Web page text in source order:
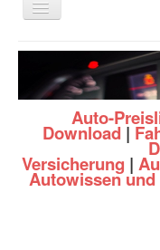
Toggle
Navigation
www.auto-
Auto-
Download |
Versicherung |
Autowissen